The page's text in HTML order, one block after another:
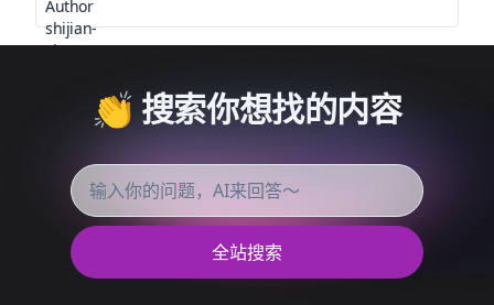
👏 搜索你想找的内容
全站搜索